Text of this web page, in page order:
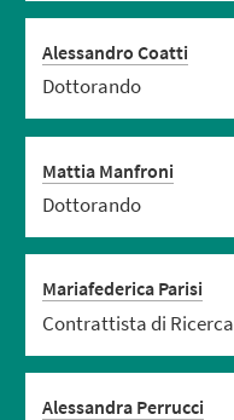
Alessandro Coatti
Dottorando
Mattia Manfroni
Dottorando
Mariafederica Parisi
Contrattista di Ricerca
Alessandra Perrucci